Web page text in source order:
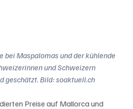
bei Maspalomas und der kühlende
und Schweizern
geschätzt. Bild: soaktuell.ch
Preise auf Mallorca und